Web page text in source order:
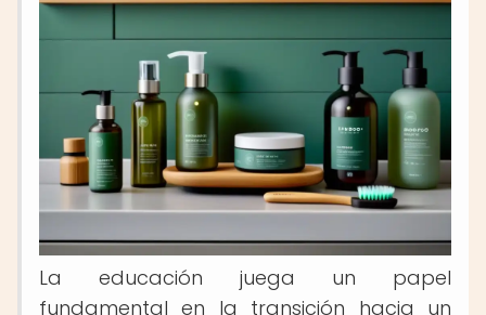
La educación juega un papel
fundamental en la transición hacia un